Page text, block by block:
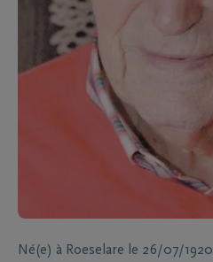
Né(e) à Roeselare le 26/07/1920